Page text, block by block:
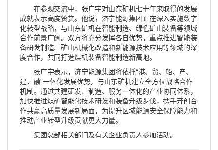
在参观交流中，张广宇对山东矿机七十年来取得的发展
成就表示高度赞赏。他说，济宁能源集团正在深入实施数字
化转型战略，与山东矿机在智能制造、绿色矿山装备等领域
合作前景广阔。双方将充分发挥各自优势，重点推进智能装
备研发制造、矿山机械化改造和新能源技术应用等领域的深
度合作，共同打造煤机装备智能制造新高地。
张广宇表示，济宁能源集团将依托“港、贸、船、产、
建、融”一体化发展优势，与山东矿机建立全方位战略合作
机制。通过共建研发、制造、服务一体化的产业协同体系，
加快推进煤矿智能化技术研发和装备升级步伐，携手开创合
作共赢高质量发展新局面，为提升区域能源安全保障能力和
推动产业转型升级贡献更大力量。
集团总部相关部门及有关企业负责人参加活动。